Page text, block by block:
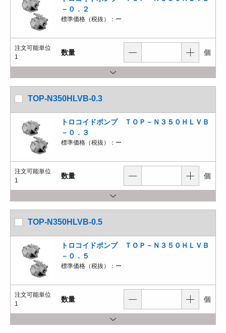
－０．２
標準価格（税抜）： ー
注文可能単位
1
数量 個
TOP-N350HLVB-0.3
トロコイドポンプ ＴＯＰ－Ｎ３５０ＨＬＶＢ
－０．３
標準価格（税抜）： ー
注文可能単位
1
数量 個
TOP-N350HLVB-0.5
トロコイドポンプ ＴＯＰ－Ｎ３５０ＨＬＶＢ
－０．５
標準価格（税抜）： ー
注文可能単位
1
数量 個